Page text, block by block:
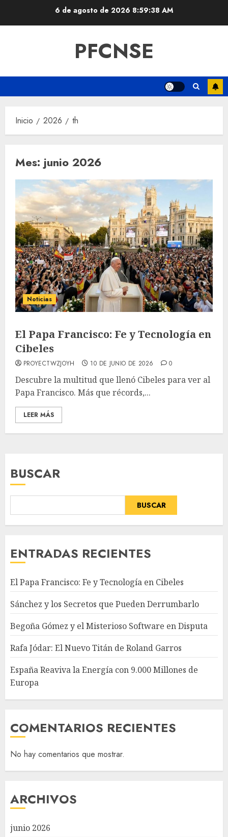
6 de agosto de 2026 8:59:38 AM
PFCNSE
Inicio 2026 th
Mes: junio 2026
Noticias
El Papa Francisco: Fe y Tecnología en
Cibeles
PROYECTWZJOYH 10 DE JUNIO DE 2026 0
Descubre la multitud que llenó Cibeles para ver al
Papa Francisco. Más que récords,...
LEER MÁS
BUSCAR
BUSCAR
ENTRADAS RECIENTES
El Papa Francisco: Fe y Tecnología en Cibeles
Sánchez y los Secretos que Pueden Derrumbarlo
Begoña Gómez y el Misterioso Software en Disputa
Rafa Jódar: El Nuevo Titán de Roland Garros
España Reaviva la Energía con 9.000 Millones de
Europa
COMENTARIOS RECIENTES
No hay comentarios que mostrar.
ARCHIVOS
junio 2026